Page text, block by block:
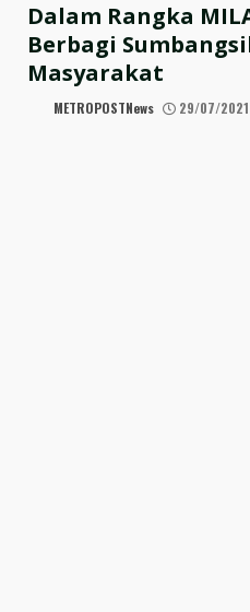
Dalam Rangka
Berbagi
Masyarakat
METROPOSTNews 29/07/2021